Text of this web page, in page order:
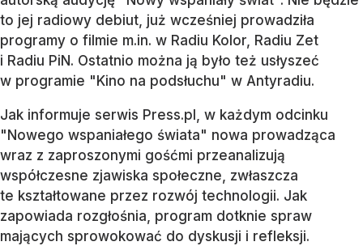
to jej radiowy debiut, już wcześniej prowadziła
programy o filmie m.in. w Radiu Kolor, Radiu Zet
i Radiu PiN. Ostatnio można ją było też usłyszeć
w programie "Kino na podsłuchu" w Antyradiu.
Jak informuje serwis Press.pl, w każdym odcinku
"Nowego wspaniałego świata" nowa prowadząca
wraz z zaproszonymi gośćmi przeanalizują
współczesne zjawiska społeczne, zwłaszcza
te kształtowane przez rozwój technologii. Jak
zapowiada rozgłośnia, program dotknie spraw
mających sprowokować do dyskusji i refleksji.